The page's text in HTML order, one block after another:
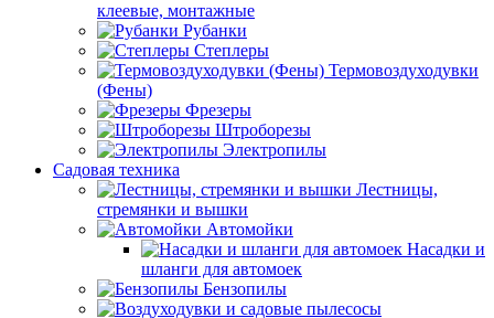
клеевые, монтажные
Рубанки
Степлеры
Термовоздуходувки
(Фены)
Фрезеры
Штроборезы
Электропилы
Садовая техника
Лестницы,
стремянки и вышки
Автомойки
Насадки и
шланги для автомоек
Бензопилы